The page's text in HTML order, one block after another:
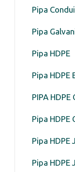
Pipa
Pipa
Pipa HDPE
Pipa HDPE
PIPA HDPE
Pipa HDPE
Pipa HDPE
Pipa HDPE